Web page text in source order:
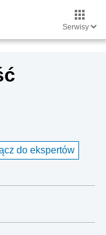
Serwisy
do ekspertów